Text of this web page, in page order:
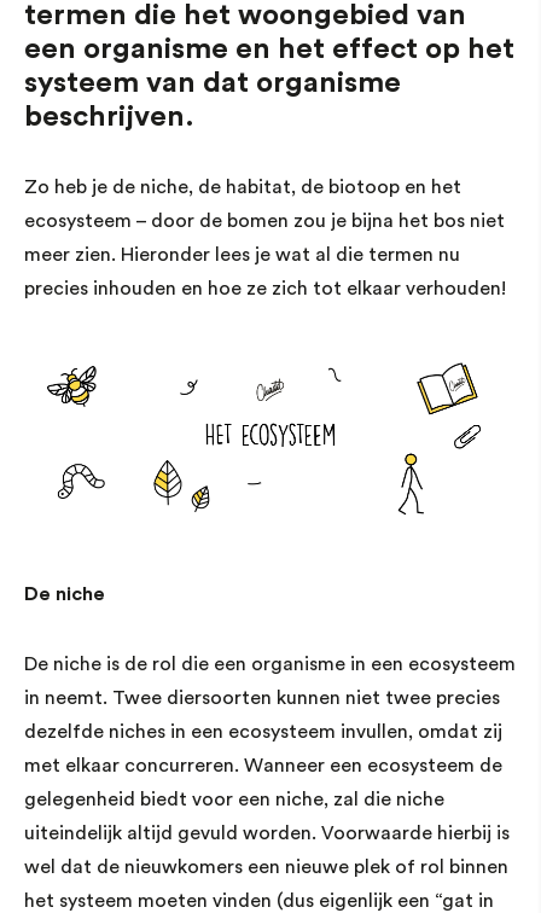
termen die het woongebied van
een organisme en het effect op het
systeem van dat organisme
beschrijven.
Zo heb je de niche, de habitat, de biotoop en het
ecosysteem – door de bomen zou je bijna het bos niet
meer zien. Hieronder lees je wat al die termen nu
precies inhouden en hoe ze zich tot elkaar verhouden!
De niche
De niche is de rol die een organisme in een ecosysteem
in neemt. Twee diersoorten kunnen niet twee precies
dezelfde niches in een ecosysteem invullen, omdat zij
met elkaar concurreren. Wanneer een ecosysteem de
gelegenheid biedt voor een niche, zal die niche
uiteindelijk altijd gevuld worden. Voorwaarde hierbij is
wel dat de nieuwkomers een nieuwe plek of rol binnen
het systeem moeten vinden (dus eigenlijk een “gat in